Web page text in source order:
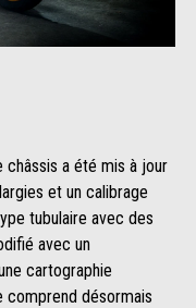
châssis a été mis à jour
et un calibrage
tubulaire avec des
avec un
cartographie
comprend désormais